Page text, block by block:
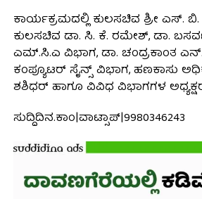
ಕಾರ್ಯಕ್ರಮದಲ್ಲಿ ಕುಲಸಚಿವ ಶ್ರೀ ಎಸ್. ಬಿ.
ಕುಲಸಚಿವ ಡಾ. ಸಿ. ಕೆ. ರಮೇಶ್, ಡಾ.
ಎಮ್.ಸಿ.ಎ ವಿಭಾಗ, ಡಾ. ಚಂದ್ರಕಾಂತ ಎನ್.
ಕಂಪ್ಯೂಟರ್ ಸೈನ್ಸ್ ವಿಭಾಗ, ಹಣಕಾಸು
ಶಶಿಧರ್ ಹಾಗೂ ವಿವಿಧ ವಿಭಾಗಗಳ
ಸುದ್ದಿದಿನ.ಕಾಂ|ವಾಟ್ಸಾಪ್|9980346243